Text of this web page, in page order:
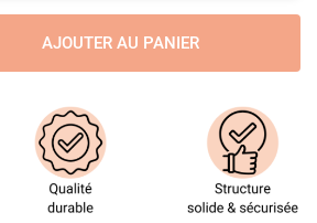
AJOUTER AU PANIER